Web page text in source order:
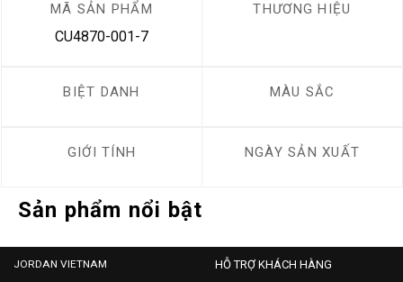
MÃ SẢN PHẨM
CU4870-001-7
THƯƠNG HIỆU
BIỆT DANH MÀU SẮC
GIỚI TÍNH NGÀY SẢN XUẤT
Sản phẩm nổi bật
JORDAN VIETNAM HỖ TRỢ KHÁCH HÀNG